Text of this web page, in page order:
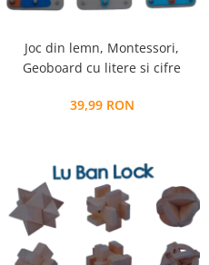
Joc din lemn, Montessori,
Geoboard cu litere si cifre
39,99 RON